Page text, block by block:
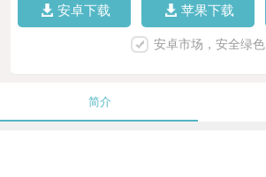
安卓下载 苹果下载
安卓市场，安全绿色
简介